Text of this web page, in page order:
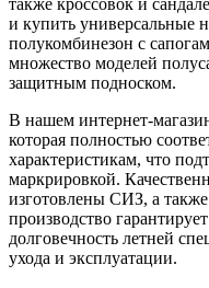
и купить универсальные
полукомбинезон с
множество моделей
защитным подноском.
В нашем интернет-
которая полностью
характеристикам, что
маркрировкой.
изготовлены СИЗ, а
производство
долговечность летней
ухода и эксплуатации.